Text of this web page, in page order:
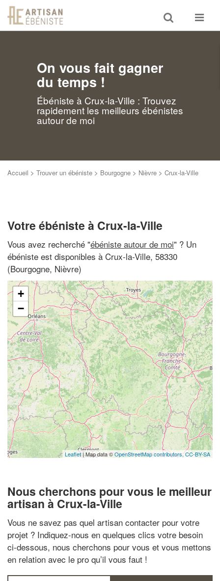
Toggle
search
Toggle
On vous fait gagner
du temps !
Ébéniste à Crux-la-Ville : Trouvez
rapidement les meilleurs ébénistes
autour de moi
Accueil > Trouver un ébéniste > Bourgogne > Nièvre > Crux-la-Ville
Votre ébéniste à Crux-la-Ville
Vous avez recherché "ébéniste autour de moi" ? Un
ébéniste est disponibles à Crux-la-Ville, 58330
(Bourgogne, Nièvre)
+
−
Leaflet| Map data ©OpenStreetMap contributors,CC-BY-SA
Nous cherchons pour vous le meilleur
artisan à Crux-la-Ville
Vous ne savez pas quel artisan contacter pour votre
projet ? Indiquez-nous en quelques clics votre besoin
ci-dessous, nous cherchons pour vous et vous mettons
en relation avec le pro qu’il vous faut !